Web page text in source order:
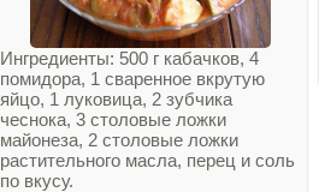
Ингредиенты: 500 г кабачков, 4
помидора, 1 сваренное вкрутую
яйцо, 1 луковица, 2 зубчика
чеснока, 3 столовые ложки
майонеза, 2 столовые ложки
растительного масла, перец и соль
по вкусу.